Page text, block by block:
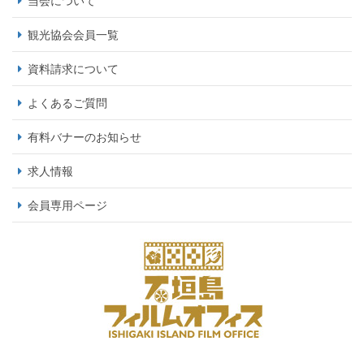
観光協会会員一覧
資料請求について
よくあるご質問
有料バナーのお知らせ
求人情報
会員専用ページ